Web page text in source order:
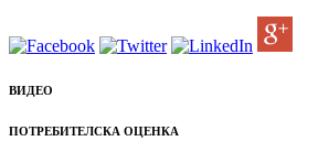
ВИДЕО
ПОТРЕБИТЕЛСКА ОЦЕНКА